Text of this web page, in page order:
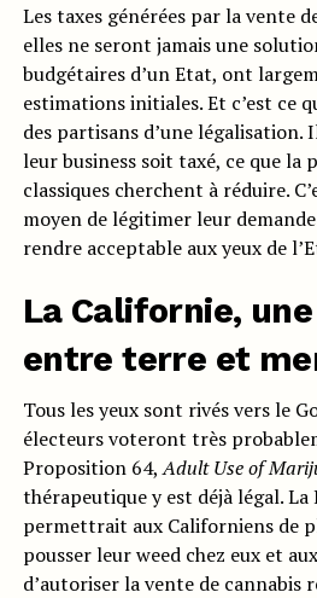
Les taxes générées par la vente
elles ne seront jamais une
budgétaires d’un Etat, ont
estimations initiales. Et c’est ce
des partisans d’une légalisation.
leur business soit taxé, ce que la
classiques cherchent à réduire.
moyen de légitimer leur
rendre acceptable aux yeux de
La Californie,
entre terre et
Tous les yeux sont rivés vers le
électeurs voteront très
Proposition 64,Adult Use of
thérapeutique y est déjà légal.
permettrait aux Californiens de
pousser leur weed chez eux et
d’autoriser la vente de cannabis